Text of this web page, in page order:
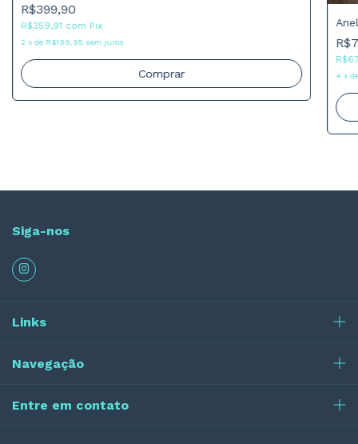
R$399,90
R$359,91 com Pix
2 x de R$199,95 sem juros
Comprar 4 x
Siga-nos
Links
Navegação
Entre em contato